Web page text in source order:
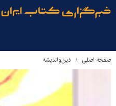
صفحه اصلی دین‌واندیشه